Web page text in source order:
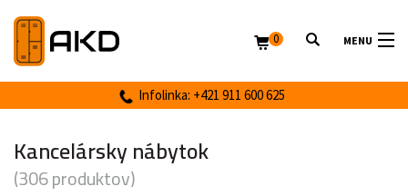
MENU
Infolinka: +421 911 600 625
0
Kancelársky nábytok
(306 produktov)